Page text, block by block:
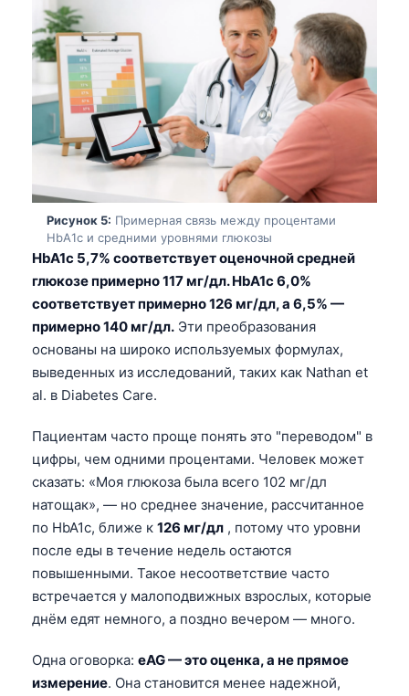
Рисунок 5: Примерная связь между процентами
HbA1c и средними уровнями глюкозы
HbA1c 5,7% соответствует оценочной средней
глюкозе примерно 117 мг/дл. HbA1c 6,0%
соответствует примерно 126 мг/дл, а 6,5% —
примерно 140 мг/дл. Эти преобразования
основаны на широко используемых формулах,
выведенных из исследований, таких как Nathan et
al. в Diabetes Care.
Пациентам часто проще понять это "переводом" в
цифры, чем одними процентами. Человек может
сказать: «Моя глюкоза была всего 102 мг/дл
натощак», — но среднее значение, рассчитанное
по HbA1c, ближе к 126 мг/дл , потому что уровни
после еды в течение недель остаются
повышенными. Такое несоответствие часто
встречается у малоподвижных взрослых, которые
днём едят немного, а поздно вечером — много.
Одна оговорка: eAG — это оценка, а не прямое
измерение. Она становится менее надежной,
বাংলা
اردو
मराठी
తెలుగు
ગુજરાતી
ಕನ್ನಡ
മലയാളം
Bahasa Melayu
Tagalog
ไทย
ဗမာစာ
ភាសាខ្មែរ
Kiswahili
አማርኛ
Українська
O‘zbekcha
Català
Қазақ тілі
Suomi
Hrvatski
Slovenčina